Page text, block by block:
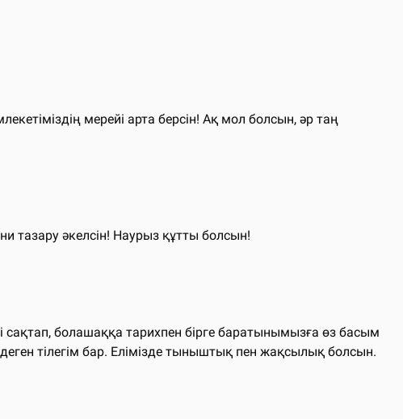
мерейі арта берсін! Ақ мол болсын, әр таң
тазару әкелсін! Наурыз құтты болсын!
болашаққа тарихпен бірге баратынымызға өз басым
тілегім бар. Елімізде тыныштық пен жақсылық болсын.